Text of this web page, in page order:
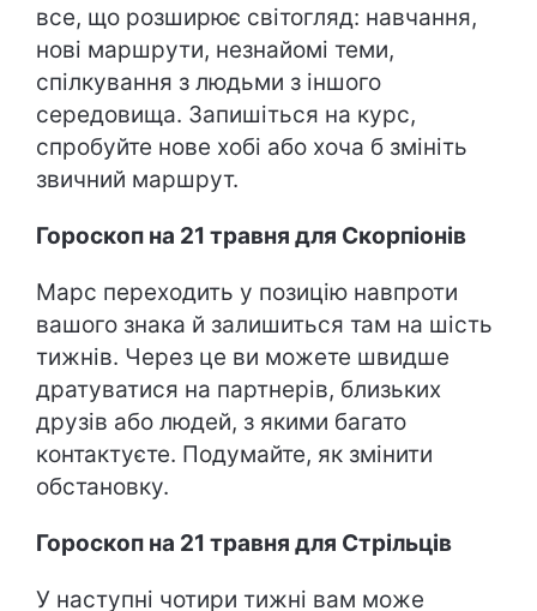
все, що розширює світогляд: навчання,
нові маршрути, незнайомі теми,
спілкування з людьми з іншого
середовища. Запишіться на курс,
спробуйте нове хобі або хоча б змініть
звичний маршрут.
Гороскоп на 21 травня для Скорпіонів
Марс переходить у позицію навпроти
вашого знака й залишиться там на шість
тижнів. Через це ви можете швидше
дратуватися на партнерів, близьких
друзів або людей, з якими багато
контактуєте. Подумайте, як змінити
обстановку.
Гороскоп на 21 травня для Стрільців
У наступні чотири тижні вам може